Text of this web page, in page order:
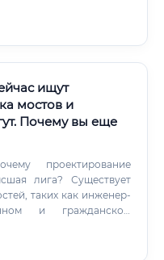
Путь 2 — Среднее
ищут
мостов и
Почему вы еще
проектирование
лига? Существует
таких как инженер-
и гражданском
есть ряд уникальных